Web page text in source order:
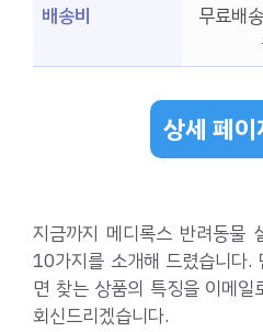
배송비
무료배
상세 페이
지금까지 메디록스 반려동물
10가지를 소개해 드렸습니다.
면 찾는 상품의 특징을 이메
회신드리겠습니다.